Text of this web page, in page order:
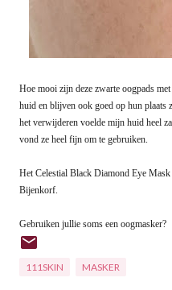
Hoe mooi zijn deze zwarte oogpads
huid en blijven ook goed op hun plaats
het verwijderen voelde mijn huid heel
vond ze heel fijn om te gebruiken.
Het Celestial Black Diamond Eye
Bijenkorf.
Gebruiken jullie soms een oogmasker?
111SKIN MASKER